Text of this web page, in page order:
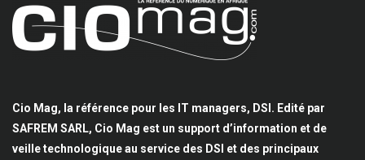
Cio Mag, la référence pour les IT managers, DSI. Edité par
SAFREM SARL, Cio Mag est un support d’information et de
veille technologique au service des DSI et des principaux